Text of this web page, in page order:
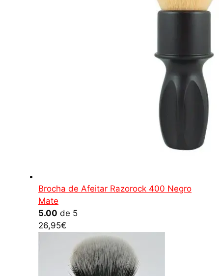
Brocha de Afeitar Razorock 400 Negro
Mate
5.00 de 5
26,95€